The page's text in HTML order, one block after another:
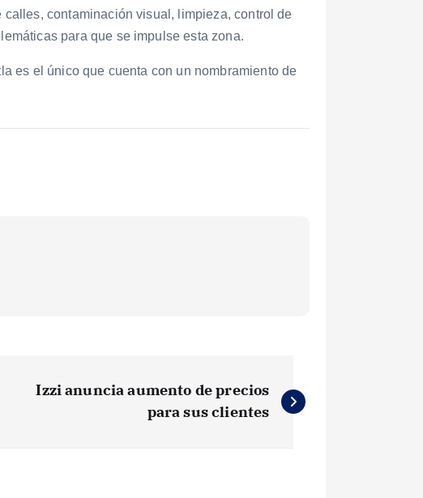
contaminación visual, limpieza, control de
para que se impulse esta zona.
es el único que cuenta con un nombramiento de
Izzi anuncia aumento de precios
para sus clientes